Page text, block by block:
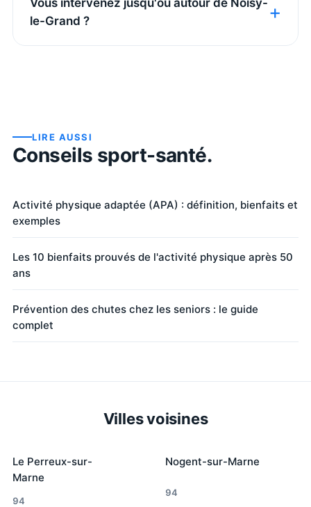
le-Grand ?
LIRE AUSSI
Conseils sport-santé.
Activité physique adaptée (APA) : définition, bienfaits et
exemples
Les 10 bienfaits prouvés de l'activité physique après 50
ans
Prévention des chutes chez les seniors : le guide
complet
Villes voisines
Le Perreux-sur-
Marne
94
Nogent-sur-Marne
94